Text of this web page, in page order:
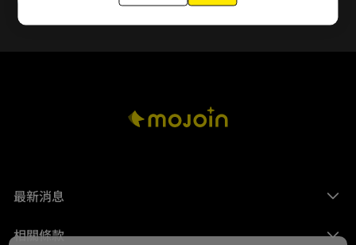
最新消息
相關條款